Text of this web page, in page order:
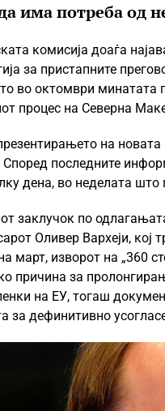
има потреба од
комисија доаѓа
за пристапните
во октомври минатата
процес на Северна
на новата
последните
дена, во неделата
заклучок по
Оливер Вархеји, кој
март, изворот на „360
причина за
на ЕУ, тогаш
за дефинитивно